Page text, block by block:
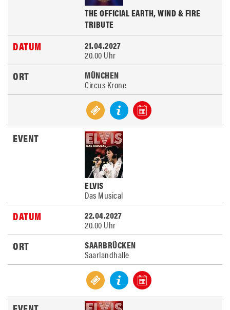
THE OFFICIAL EARTH, WIND & FIRE
TRIBUTE
21.04.2027
20.00 Uhr
MÜNCHEN
Circus Krone
ELVIS
Das Musical
22.04.2027
20.00 Uhr
SAARBRÜCKEN
Saarlandhalle